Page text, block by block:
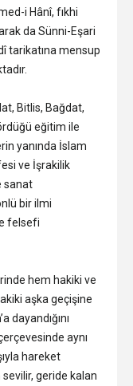
i Hânî, fıkhi
da Sünni-Eşari
tarikatına mensup
Bitlis, Bağdat,
eğitim ile
yanında İslam
ve İşrakilik
sanat
bir ilmi
felsefi
hem hakiki ve
aşka geçişine
dayandığını
aynı
hareket
geride kalan